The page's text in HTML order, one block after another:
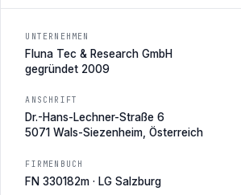
UNTERNEHMEN
Fluna Tec & Research GmbH
gegründet 2009
ANSCHRIFT
Dr.-Hans-Lechner-Straße 6
5071 Wals-Siezenheim, Österreich
FIRMENBUCH
FN 330182m · LG Salzburg